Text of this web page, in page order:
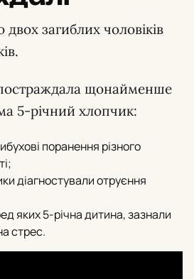
двох загиблих чоловіків
щонайменше
5-річний хлопчик:
поранення різного
діагностували отруєння
яких 5-річна дитина, зазнали
стрес.